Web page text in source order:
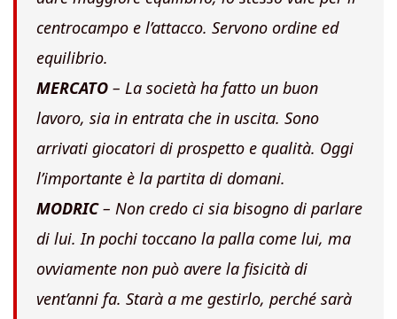
centrocampo e l’attacco. Servono ordine ed
equilibrio.
MERCATO – La società ha fatto un buon
lavoro, sia in entrata che in uscita. Sono
arrivati giocatori di prospetto e qualità. Oggi
l’importante è la partita di domani.
MODRIC– Non credo ci sia bisogno di parlare
di lui. In pochi toccano la palla come lui, ma
ovviamente non può avere la fisicità di
vent’anni fa. Starà a me gestirlo, perché sarà